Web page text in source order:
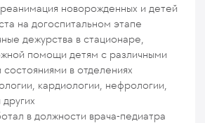
новорожденных и детей
на догоспитальном этапе
дежурства в стационаре,
помощи детям с различными
в отделениях
кардиологии, нефрологии,
в должности врача-педиатра